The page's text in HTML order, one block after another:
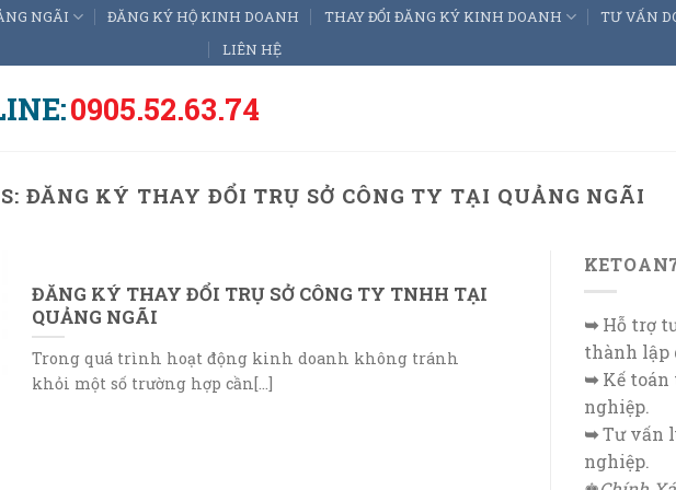
NGÃI ĐĂNG KÝ HỘ KINH DOANH THAY ĐỔI ĐĂNG KÝ KINH DOANH
TƯ VẤN
LIÊN HỆ
0905.52.63.74
ĐĂNG KÝ THAY ĐỔI TRỤ SỞ CÔNG TY TẠI QUẢNG NGÃI
ĐĂNG KÝ THAY ĐỔI TRỤ SỞ CÔNG TY TNHH TẠI
QUẢNG NGÃI
Trong quá trình hoạt động kinh doanh không tránh
khỏi một số trường hợp cần[...]
➥Hỗ trợ
thành lập
➥Kế toán
nghiệp.
➥Tư vấn
nghiệp.